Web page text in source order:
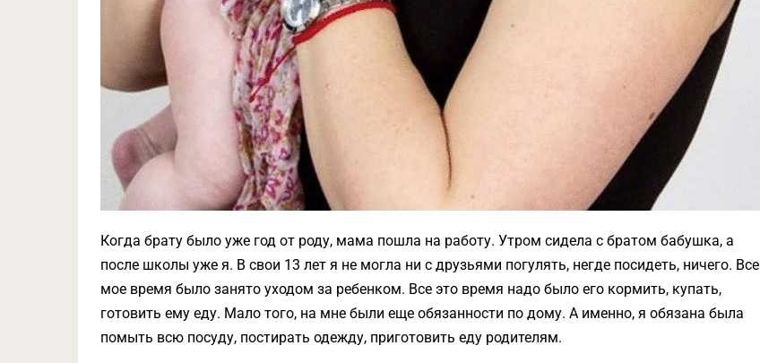
Когда брату было уже год от роду, мама пошла на работу. Утром сидела с братом бабушка, а
после школы уже я. В свои 13 лет я не могла ни с друзьями погулять, негде посидеть, ничего. Все
мое время было занято уходом за ребенком. Все это время надо было его кормить, купать,
готовить ему еду. Мало того, на мне были еще обязанности по дому. А именно, я обязана была
помыть всю посуду, постирать одежду, приготовить еду родителям.